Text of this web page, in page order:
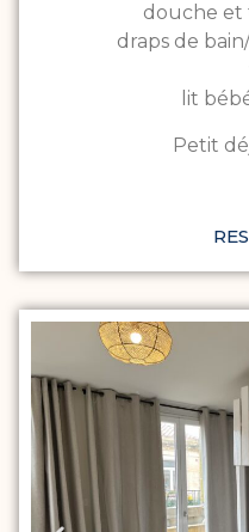
douche et
draps de
lit
Petit